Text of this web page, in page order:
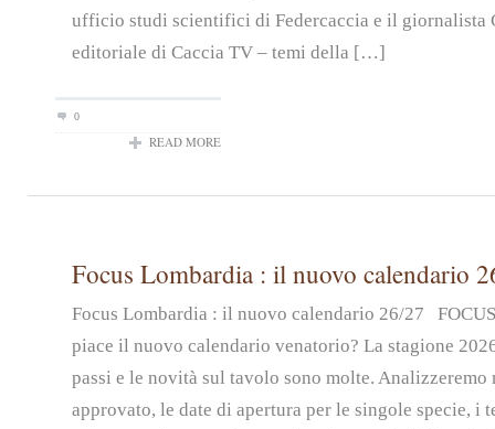
ufficio studi scientifici di Federcaccia e il giornalista
editoriale di Caccia TV – temi della […]
0
READ MORE
Focus Lombardia : il nuovo calendario
Focus Lombardia : il nuovo calendario 26/27
piace il nuovo calendario venatorio? La stagione
passi e le novità sul tavolo sono molte.
approvato, le date di apertura per le singole specie, i